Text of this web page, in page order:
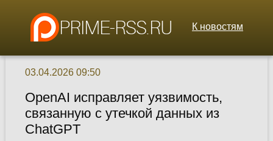
К новостям
03.04.2026 09:50
OpenAI исправляет уязвимость,
связанную с утечкой данных из
ChatGPT